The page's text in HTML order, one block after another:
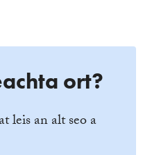
ort?
leis an alt seo a